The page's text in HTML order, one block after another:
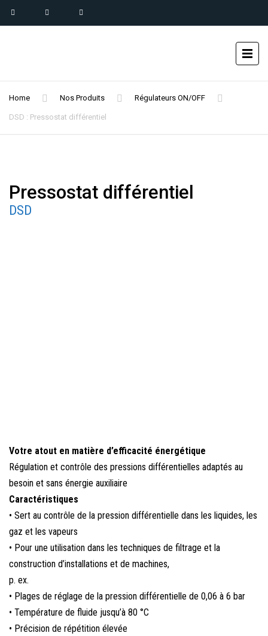
Home Nos Produits Régulateurs ON/OFF
DSD : Pressostat différentiel
Pressostat différentiel
DSD
Votre atout en matière d’efficacité énergétique
Régulation et contrôle des pressions différentielles adaptés au
besoin et sans énergie auxiliaire
Caractéristiques
• Sert au contrôle de la pression différentielle dans les liquides, les
gaz et les vapeurs
• Pour une utilisation dans les techniques de filtrage et la
construction d’installations et de machines,
p. ex.
• Plages de réglage de la pression différentielle de 0,06 à 6 bar
• Température de fluide jusqu’à 80 °C
• Précision de répétition élevée